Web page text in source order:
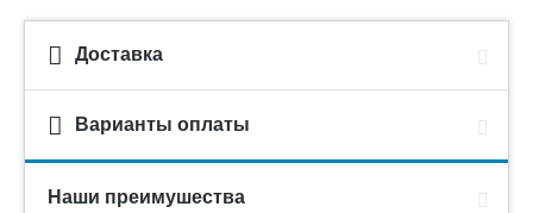
Доставка
Варианты оплаты
Наши преимушества